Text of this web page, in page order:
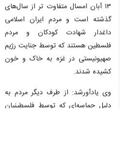
۱۳ آبان امسال متفاوت تر از سال‌های
گذشته است و مردم ایران اسلامی
داغدار شهادت کودکان و مردم
فلسطین هستند که توسط جنایت رژیم
صهیونیستی در غزه به خاک و خون
کشیده شدند.
وی یادآورشد: از طرف دیگر مردم به
دلیل حماسه‌ای که توسط فلسطینیان